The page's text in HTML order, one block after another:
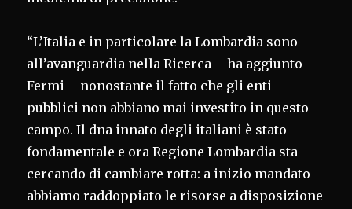
“L’Italia e in particolare la Lombardia sono
all’avanguardia nella Ricerca – ha aggiunto
Fermi – nonostante il fatto che gli enti
pubblici non abbiano mai investito in questo
campo. Il dna innato degli italiani è stato
fondamentale e ora Regione Lombardia sta
cercando di cambiare rotta: a inizio mandato
abbiamo raddoppiato le risorse a disposizione